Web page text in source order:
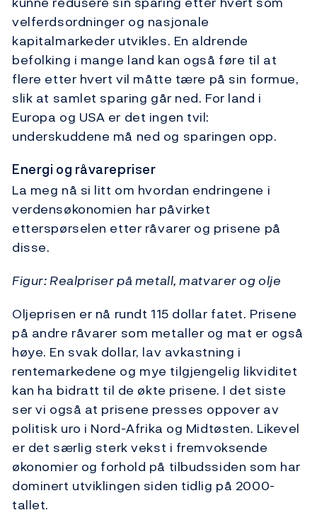
velferdsordninger og nasjonale
kapitalmarkeder utvikles. En aldrende
befolking i mange land kan også føre til at
flere etter hvert vil måtte tære på sin formue,
slik at samlet sparing går ned. For land i
Europa og USA er det ingen tvil:
underskuddene må ned og sparingen opp.
Energi og råvarepriser
La meg nå si litt om hvordan endringene i
verdensøkonomien har påvirket
etterspørselen etter råvarer og prisene på
disse.
Figur: Realpriser på metall, matvarer og olje
Oljeprisen er nå rundt 115 dollar fatet. Prisene
på andre råvarer som metaller og mat er også
høye. En svak dollar, lav avkastning i
rentemarkedene og mye tilgjengelig likviditet
kan ha bidratt til de økte prisene. I det siste
ser vi også at prisene presses oppover av
politisk uro i Nord-Afrika og Midtøsten. Likevel
er det særlig sterk vekst i fremvoksende
økonomier og forhold på tilbudssiden som har
dominert utviklingen siden tidlig på 2000-
tallet.